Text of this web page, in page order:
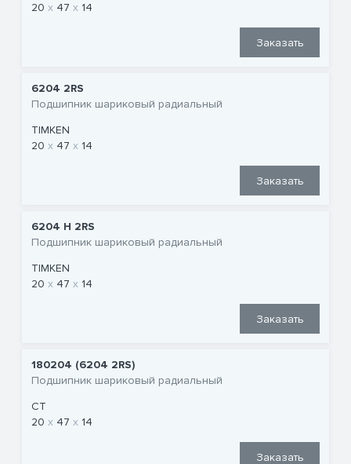
20
47 14
Заказать
6204 2RS
Подшипник шариковый радиальный
TIMKEN
20
47 14
Заказать
6204 H 2RS
Подшипник шариковый радиальный
TIMKEN
20
47 14
Заказать
180204 (6204 2RS)
Подшипник шариковый радиальный
CT
20
47 14
Заказать